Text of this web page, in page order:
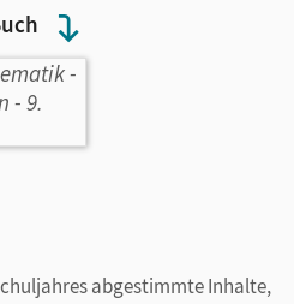
abgestimmte Inhalte,